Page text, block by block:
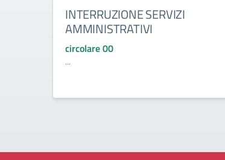
INTERRUZIONE SERVIZI
AMMINISTRATIVI
circolare 00
...